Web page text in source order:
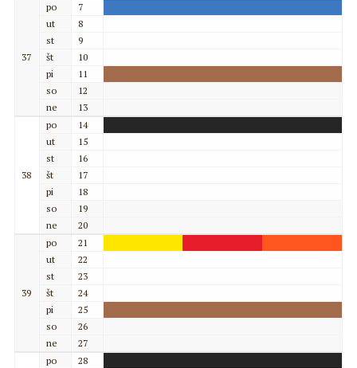
37
po
7
ut
8
st
9
št
10
pi
11
so
12
ne
13
38
po
14
ut
15
st
16
št
17
pi
18
so
19
ne
20
39
po
21
ut
22
st
23
št
24
pi
25
so
26
ne
27
po
28